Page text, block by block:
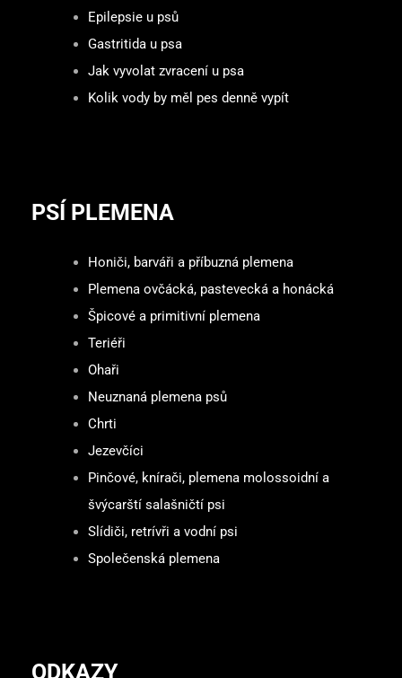
Epilepsie u psů
Gastritida u psa
Jak vyvolat zvracení u psa
Kolik vody by měl pes denně vypít
PSÍ PLEMENA
Honiči, barváři a příbuzná plemena
Plemena ovčácká, pastevecká a honácká
Špicové a primitivní plemena
Teriéři
Ohaři
Neuznaná plemena psů
Chrti
Jezevčíci
Pinčové, knírači, plemena molossoidní a
švýcarští salašničtí psi
Slídiči, retrívři a vodní psi
Společenská plemena
ODKAZY